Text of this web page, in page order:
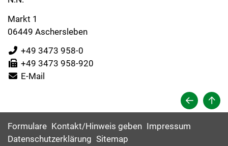
Markt 1
06449 Aschersleben
+49 3473 958-0
+49 3473 958-920
E-Mail
Formulare Kontakt/Hinweis geben Impressum
Datenschutzerklärung Sitemap